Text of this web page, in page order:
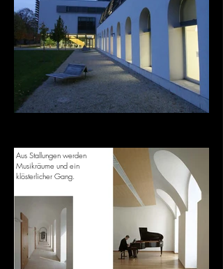
Aus Stallungen werden
Musikräume und ein
klösterlicher Gang.